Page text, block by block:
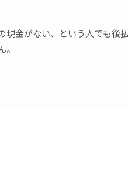
金がない、という人でも後